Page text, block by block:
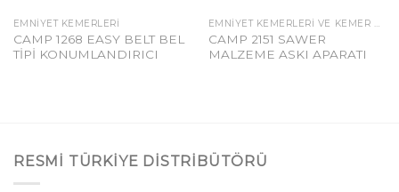
EMNIYET KEMERLERI
CAMP 1268 EASY BELT BEL
TİPİ KONUMLANDIRICI
EMNIYET KEMERLERI VE KEMER AKSESUARLARI
CAMP 2151 SAWER
MALZEME ASKI APARATI
RESMI TÜRKIYE DISTRIBÜTÖRÜ